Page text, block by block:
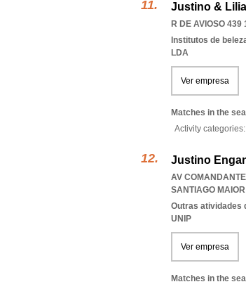
Justino &
R DE AVIOSO 439
Institutos de
LDA
Ver empresa
Matches in the
Activity categories:
Justino
AV
SANTIAGO
Outras atividades
UNIP
Ver empresa
Matches in the